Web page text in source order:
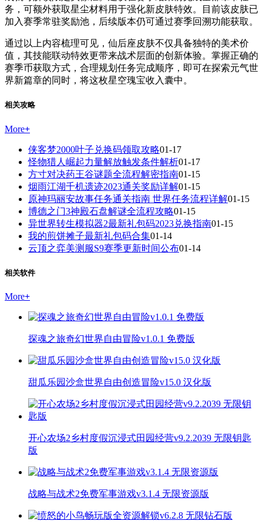
务，可额外获取星尘材料用于强化新皮肤特效。目前该皮肤已
加入赛季常驻奖励池，后续版本仍可通过赛季回溯功能获取。
通过以上内容梳理可见，仙后座皮肤不仅具备独特的美术价
值，其技能联动特效更带来战术层面的创新体验。掌握正确的
赛季币获取方式，合理规划任务完成顺序，即可在探索元气世
界新篇章的同时，将这枚星空瑰宝收入囊中。
相关攻略
More+
侠客梦2000叶子兑换码领取攻略01-17
怪物猎人崛起力量解放触发条件解析01-17
方寸对决药王谷谜题全流程解密指南01-15
烟雨江湖千机遗迹2023通关奖励详解01-15
原神玛丽安故事任务通关指南 世界任务流程详解01-15
博德之门3神殿石盘解谜全流程攻略01-15
异世界转生模拟器2最新礼包码2023兑换指南01-15
我的煎饼摊子最新礼包码合集01-14
云顶之弈美测服S9赛季更新时间公布01-14
相关软件
More+
探魂之旅奇幻世界自由冒险v1.0.1 免费版
甜瓜乐园沙盒世界自由创造冒险v15.0 汉化版
开心农场2乡村度假沉浸式田园经营v9.2.2039 无限钥匙
版
战略与战术2免费军事游戏v3.1.4 无限资源版